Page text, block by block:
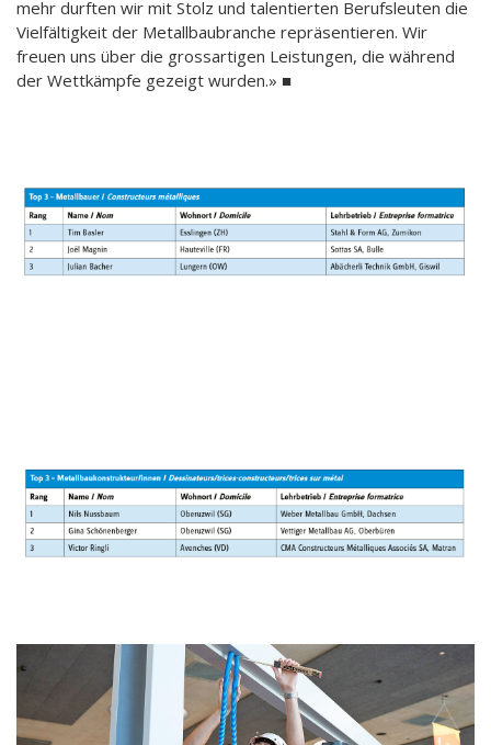
mehr durften wir mit Stolz und talentierten Berufsleuten die
Vielfältigkeit der Metallbaubranche repräsentieren. Wir
freuen uns über die grossartigen Leistungen, die während
der Wettkämpfe gezeigt wurden.» ■